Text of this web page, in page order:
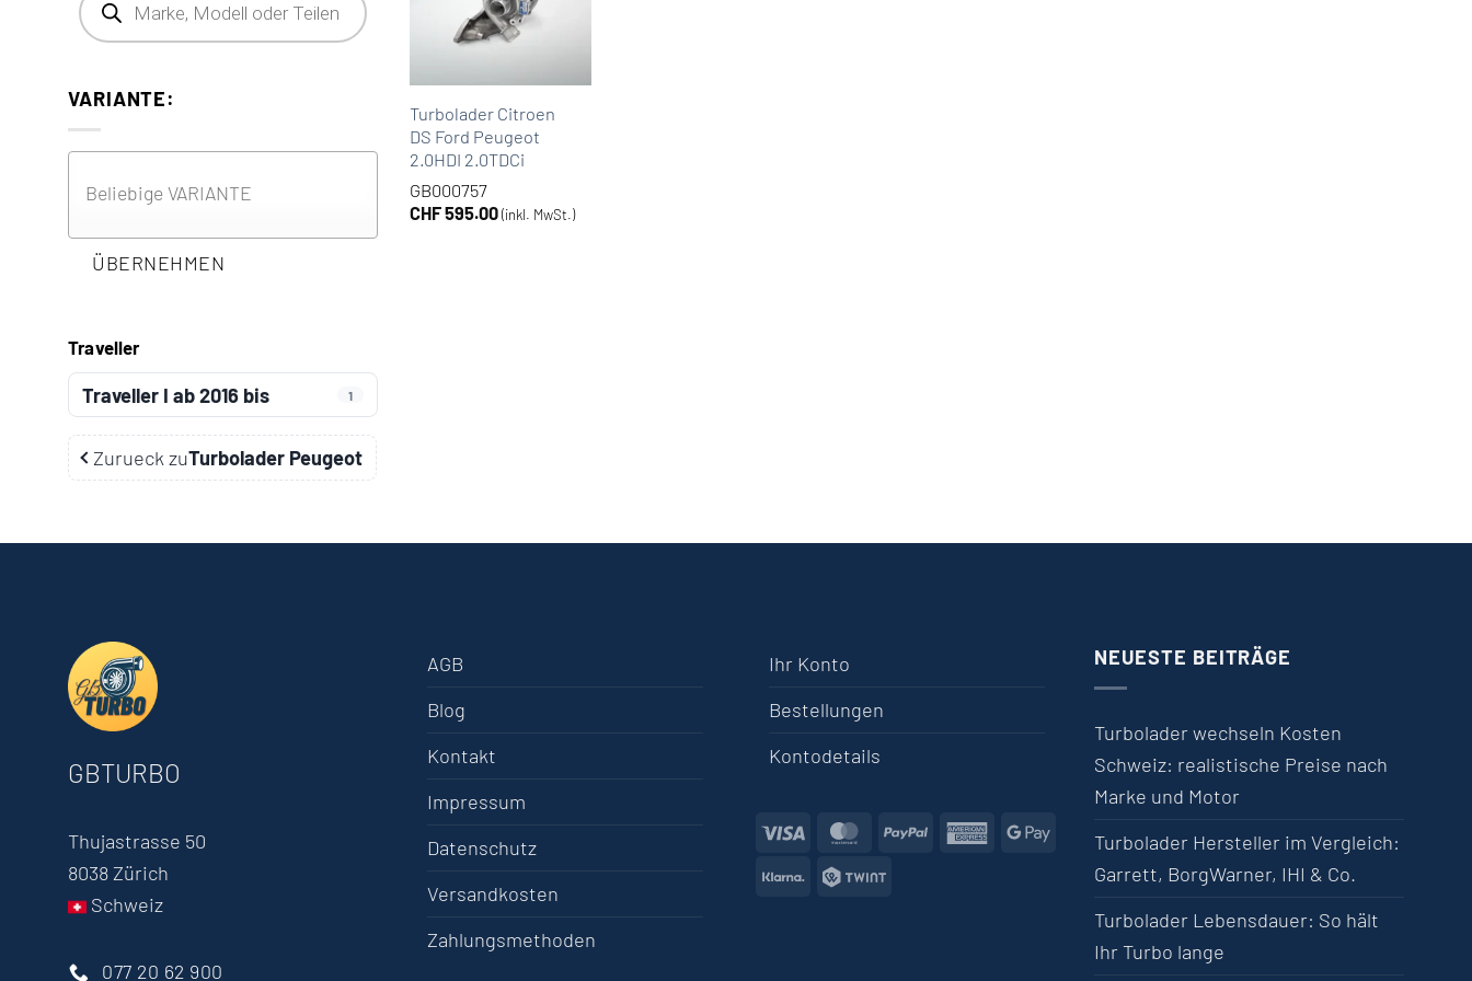
VARIANTE:
ÜBERNEHMEN
Traveller
Traveller I ab 2016 bis 1
Zurueck zuTurbolader Peugeot
Turbolader Citroen
DS Ford Peugeot
2.0HDI 2.0TDCi
GB000757
CHF595.00 (inkl. MwSt.)
GBTURBO
Thujastrasse 50
8038 Zürich
Schweiz
077 20 62 900
AGB
Blog
Kontakt
Impressum
Datenschutz
Versandkosten
Zahlungsmethoden
Ihr Konto
Bestellungen
Kontodetails
Visa MasterCard
PayPalAmerican Express
Google Pay
Klarna
Twint
NEUESTE BEITRÄGE
Turbolader wechseln Kosten
Schweiz: realistische Preise nach
Marke und Motor
Turbolader Hersteller im Vergleich:
Garrett, BorgWarner, IHI & Co.
Turbolader Lebensdauer: So hält
Ihr Turbo lange